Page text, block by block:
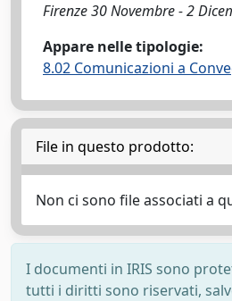
Firenze 30 Novembre - 2
Appare nelle tipologie:
8.02 Comunicazioni a
File in questo prodotto:
Non ci sono file associati a
I documenti in IRIS sono
tutti i diritti sono riservati,